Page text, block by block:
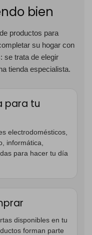
bien
productos para
su hogar con
se trata de elegir
tienda especialista.
para tu
electrodomésticos,
informática,
para hacer tu día
disponibles en tu
forman parte